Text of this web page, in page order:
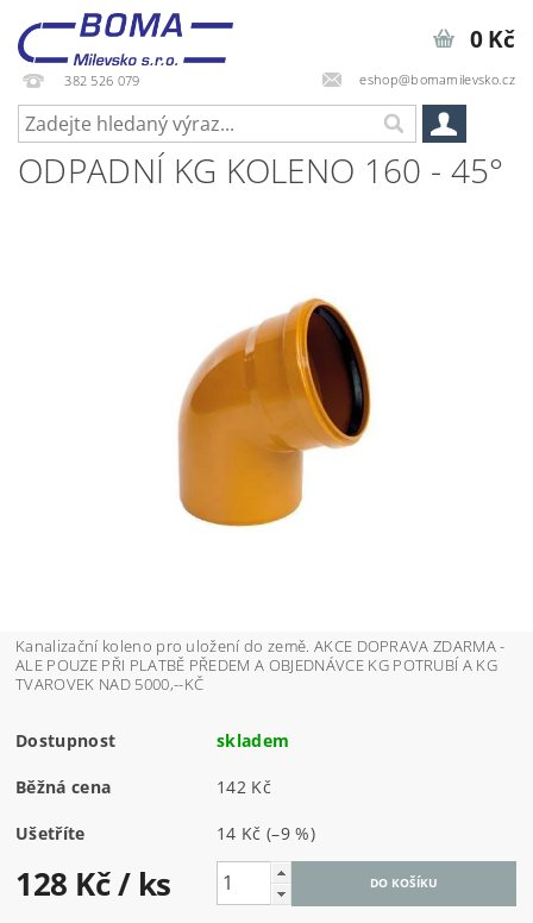
382 526 079 eshop@bomamilevsko.cz
0 Kč
ODPADNÍ KG KOLENO 160 - 45°
Kanalizační koleno pro uložení do země. AKCE DOPRAVA ZDARMA -
ALE POUZE PŘI PLATBĚ PŘEDEM A OBJEDNÁVCE KG POTRUBÍ A KG
TVAROVEK NAD 5000,--KČ
Dostupnost skladem
Běžná cena 142 Kč
Ušetříte 14 Kč(–9 %)
128 Kč/ ks